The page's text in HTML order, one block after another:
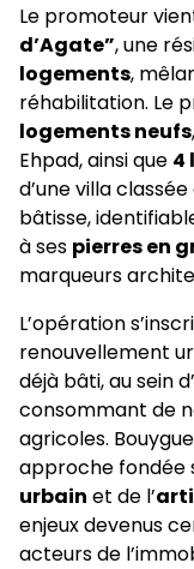
Le promoteur
d’Agate”, une
logements,
réhabilitation. Le
logements neufs
Ehpad, ainsi que 4
d’une villa
bâtisse,
à ses pierres en
marqueurs
L’opération
renouvellement
déjà bâti, au sein
consommant de
agricoles.
approche fondée
urbain et de l’
enjeux devenus
acteurs de